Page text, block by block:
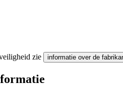
zie informatie over de